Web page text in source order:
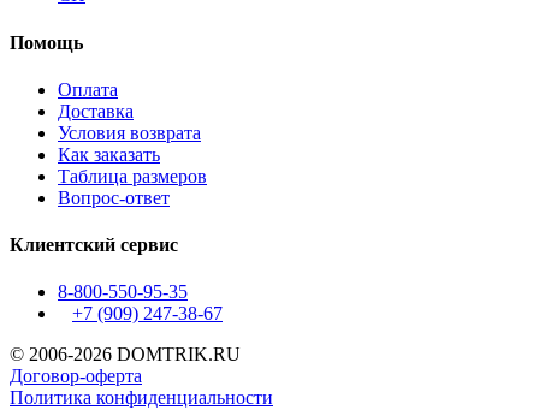
Помощь
Оплата
Доставка
Условия возврата
Как заказать
Таблица размеров
Вопрос-ответ
Клиентский сервис
8-800-550-95-35
+7 (909) 247-38-67
© 2006-2026 DOMTRIK.RU
Договор-оферта
Политика конфиденциальности